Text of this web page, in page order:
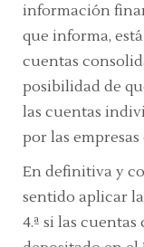
información
que informa,
cuentas
posibilidad de
las cuentas
por las
En definitiva y
sentido aplicar
4.ª si las cuentas